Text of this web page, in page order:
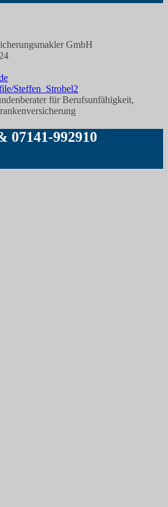
GmbH
Steffen_Strobel2
für Berufsunfähigkeit,
07141-992910